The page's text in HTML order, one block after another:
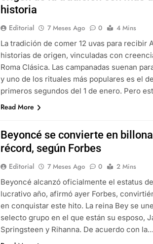
historia
Editorial 7 Meses Ago 0
4 Mins
La tradición de comer 12 uvas para recibir
historias de origen, vinculadas con
Roma Clásica. Las campanadas suenan
y uno de los rituales más populares es el
primeros segundos del 1 de enero. Pero
Read More
Beyoncé se convierte en
récord, según Forbes
Editorial 7 Meses Ago 0
2 Mins
Beyoncé alcanzó oficialmente el estatus
lucrativo año, afirmó ayer Forbes,
en conquistar este hito. La reina Bey se
selecto grupo en el que están su esposo,
Springsteen y Rihanna. De acuerdo con la…